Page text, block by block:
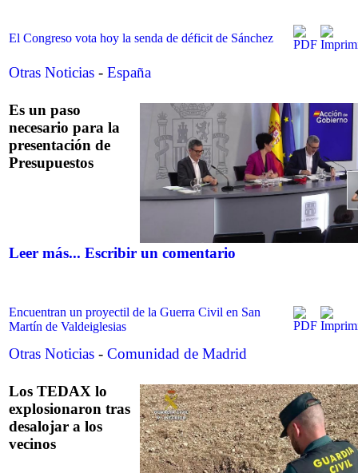
El Congreso vota hoy la senda de déficit de Sánchez
Otras Noticias - España
Es un paso
necesario para la
presentación de
Presupuestos
Leer más... Escribir un comentario
Encuentran un proyectil de la Guerra Civil en San
Martín de Valdeiglesias
Otras Noticias - Comunidad de Madrid
Los TEDAX lo
explosionaron tras
desalojar a los
vecinos